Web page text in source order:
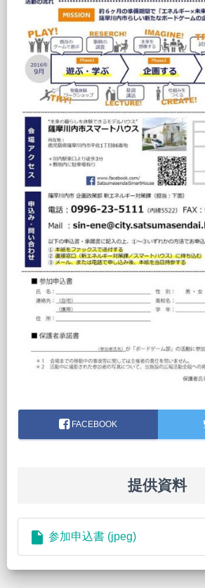
FACEBOOK
提供資料
insert_drive_file 参加申込書 (jpeg)